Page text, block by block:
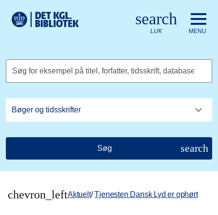
Det Kongelige Biblioteks logo. Gå til Det Kongelige
search
LUK MENU
Søg for eksempel på titel, forfatter, tidsskrift, database
Søg search
chevron_leftAktuelt/ Tjenesten Dansk Lyd er ophørt